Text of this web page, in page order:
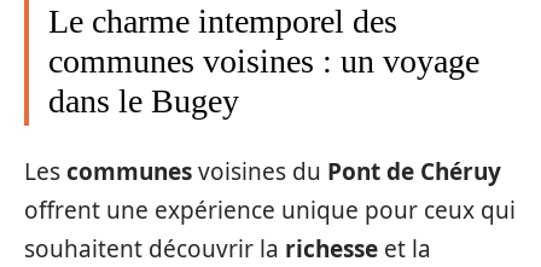
Le charme intemporel des
communes voisines : un voyage
dans le Bugey
Lescommunesvoisines du Pont de Chéruy
offrent une expérience unique pour ceux qui
souhaitent découvrir la richesse et la